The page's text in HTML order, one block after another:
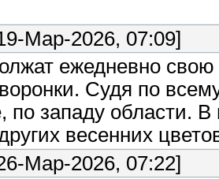
Мар-2026, 07:09]
ежедневно
Судя по
по западу области.
весенних
Мар-2026, 07:22]